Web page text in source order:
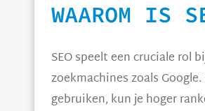
WAAROM IS
SEO speelt een cruciale rol
zoekmachines zoals
gebruiken, kun je hoger